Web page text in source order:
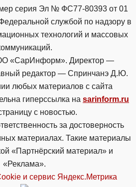
серия Эл № ФС77-80393 от 01
службой по надзору в
технологий и массовых
«СарИнформ». Директор —
редактор — Спринчанэ Д.Ю.
любых материалов с сайта
гиперссылка на sarinform.ru
с новостью.
за достоверность
материалах. Такие материалы
«Партнёрский материал» и
«Реклама».
и сервиc Яндекс.Метрика